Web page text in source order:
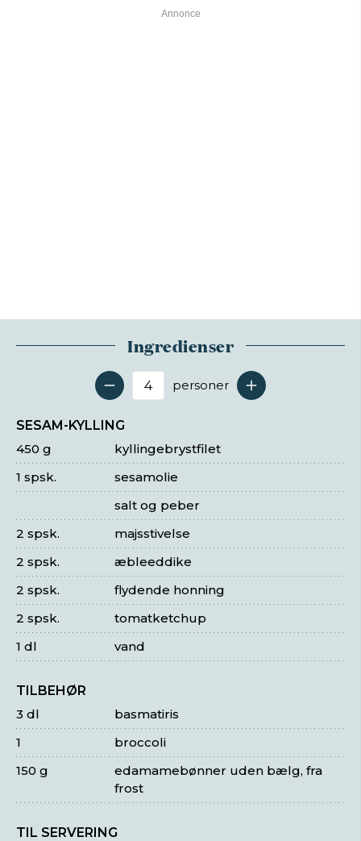
Ingredienser
Antal serveringer
personer
SESAM-KYLLING
kyllingebrystfilet
450 g
sesamolie
1 spsk.
salt og peber
majsstivelse
2 spsk.
æbleeddike
2 spsk.
flydende honning
2 spsk.
tomatketchup
2 spsk.
vand
1 dl
TILBEHØR
basmatiris
3 dl
broccoli
1
edamamebønner uden bælg, fra
frost
150 g
TIL SERVERING